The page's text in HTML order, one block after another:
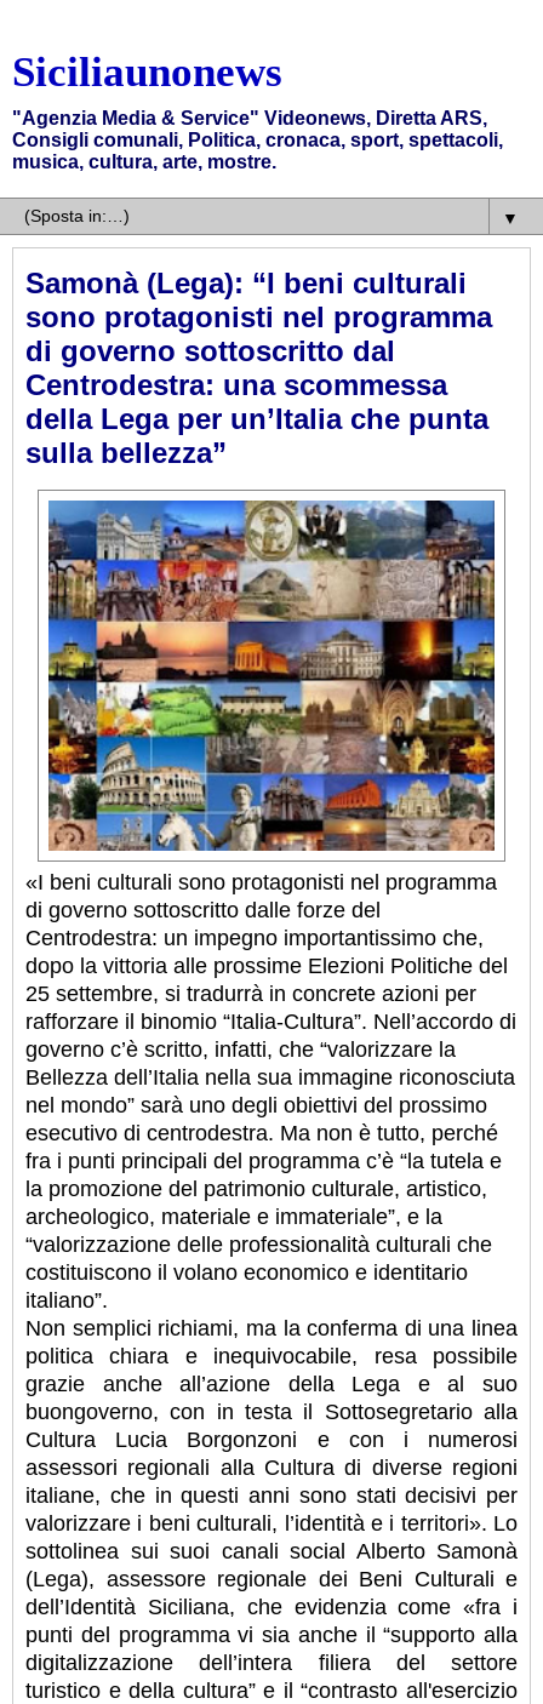
Siciliaunonews
"Agenzia Media & Service" Videonews, Diretta ARS,
Consigli comunali, Politica, cronaca, sport, spettacoli,
musica, cultura, arte, mostre.
▼
Samonà (Lega): “I beni culturali
sono protagonisti nel programma
di governo sottoscritto dal
Centrodestra: una scommessa
della Lega per un’Italia che punta
sulla bellezza”
«I beni culturali sono protagonisti nel programma
di governo sottoscritto dalle forze del
Centrodestra: un impegno importantissimo che,
dopo la vittoria alle prossime Elezioni Politiche del
25 settembre, si tradurrà in concrete azioni per
rafforzare il binomio “Italia-Cultura”. Nell’accordo di
governo c’è scritto, infatti, che “valorizzare la
Bellezza dell’Italia nella sua immagine riconosciuta
nel mondo” sarà uno degli obiettivi del prossimo
esecutivo di centrodestra. Ma non è tutto, perché
fra i punti principali del programma c’è “la tutela e
la promozione del patrimonio culturale, artistico,
archeologico, materiale e immateriale”, e la
“valorizzazione delle professionalità culturali che
costituiscono il volano economico e identitario
italiano”.
Non semplici richiami, ma la conferma di una linea
politica chiara e inequivocabile, resa possibile
grazie anche all’azione della Lega e al suo
buongoverno, con in testa il Sottosegretario alla
Cultura Lucia Borgonzoni e con i numerosi
assessori regionali alla Cultura di diverse regioni
italiane, che in questi anni sono stati decisivi per
valorizzare i beni culturali, l’identità e i territori». Lo
sottolinea sui suoi canali social Alberto Samonà
(Lega), assessore regionale dei Beni Culturali e
dell’Identità Siciliana, che evidenzia come «fra i
punti del programma vi sia anche il “supporto alla
digitalizzazione dell’intera filiera del settore
turistico e della cultura” e il “contrasto all'esercizio